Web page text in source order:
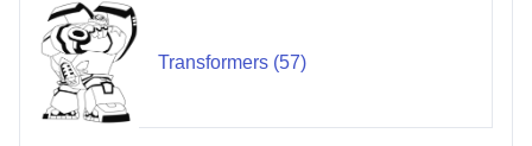
Transformers (57)